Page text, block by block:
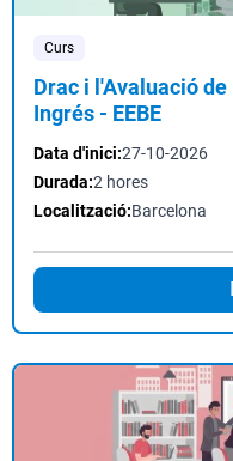
Curs
Drac i l'Avaluació
Ingrés - EEBE
Data d'inici:27-10-2026
Durada:2 hores
Localització:Barcelona